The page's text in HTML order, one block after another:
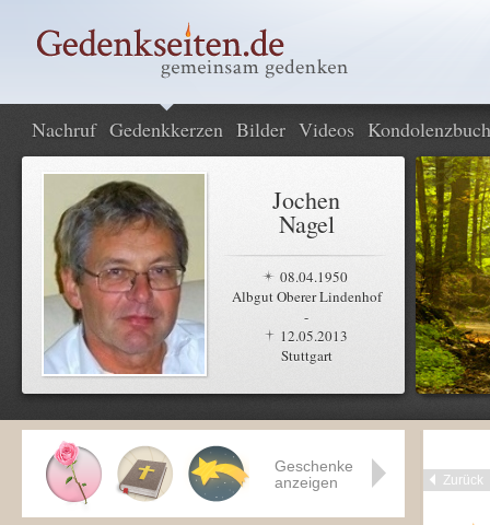
Nachruf Gedenkkerzen Bilder Videos Kondolenzbuch
Jochen
Nagel
08.04.1950
Albgut Oberer Lindenhof
-
12.05.2013
Stuttgart
Zurück
Geschenke
anzeigen